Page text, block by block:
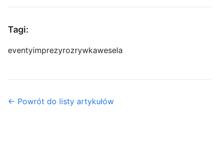
Tagi:
eventyimprezyrozrywkawesela
← Powrót do listy artykułów